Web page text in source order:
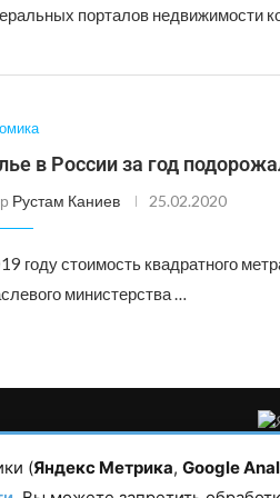
порталов недвижимости
в России за год
Рустам Каниев 25.02.2020
году стоимость квадратного
министерства …
д. 1а. Все права защищены.
условии
(Яндекс Метрика, Google